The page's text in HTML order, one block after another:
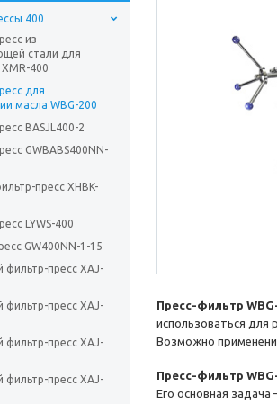
400
из
стали для
400
для
масла WBG-200
BASJL400-2
GWBABS400NN-
пресс XHBK-
LYWS-400
GW400NN-1-15
фильтр-пресс XAJ-
фильтр-пресс XAJ-
фильтр-пресс XAJ-
фильтр-пресс XAJ-
Пресс-фильтр
использоваться для
Возможно
Пресс-фильтр
Его основная